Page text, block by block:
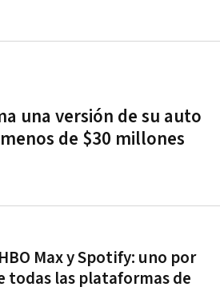
una versión de su auto
de $30 millones
Max y Spotify: uno por
todas las plataformas de